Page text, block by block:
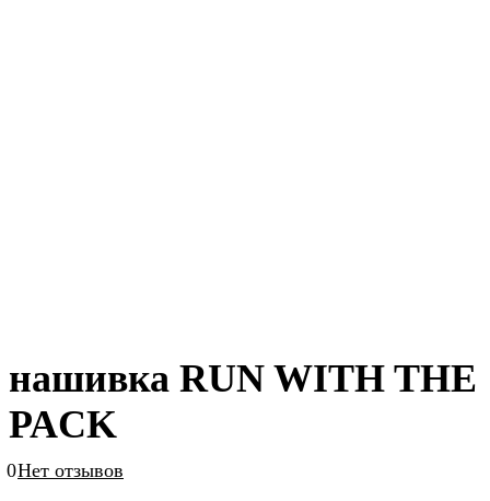
нашивка RUN WITH THE
PACK
0Нет отзывов